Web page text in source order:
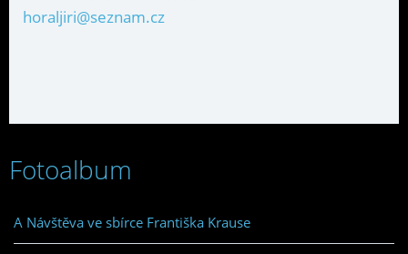
horaljiri@seznam.cz
Fotoalbum
A Návštěva ve sbírce Františka Krause